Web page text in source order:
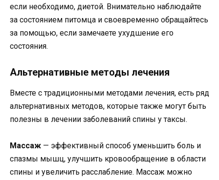
если необходимо, диетой. Внимательно наблюдайте
за состоянием питомца и своевременно обращайтесь
за помощью, если замечаете ухудшение его
состояния.
Альтернативные методы лечения
Вместе с традиционными методами лечения, есть ряд
альтернативных методов, которые также могут быть
полезны в лечении заболеваний спины у таксы.
Массаж — эффективный способ уменьшить боль и
спазмы мышц, улучшить кровообращение в области
спины и увеличить расслабление. Массаж можно